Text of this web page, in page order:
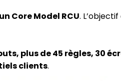
Core Model RCU.
plus de 45 règles, 30
clients.